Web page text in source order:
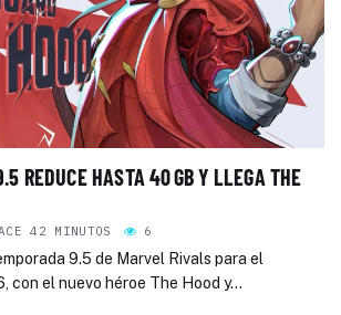
REDUCE HASTA 40 GB Y LLEGA THE
42 MINUTOS 6
9.5 de Marvel Rivals para el
con el nuevo héroe The Hood y...